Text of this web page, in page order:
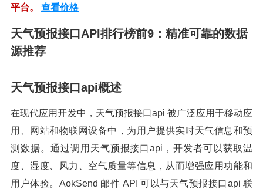
平台。 查看价格
天气预报接口API排行榜前9：精准可靠的数据
源推荐
天气预报接口api概述
在现代应用开发中，天气预报接口api 被广泛应用于移动应
用、网站和物联网设备中，为用户提供实时天气信息和预
测数据。通过调用天气预报接口api，开发者可以获取温
度、湿度、风力、空气质量等信息，从而增强应用功能和
用户体验。AokSend 邮件 API 可以与天气预报接口api 联